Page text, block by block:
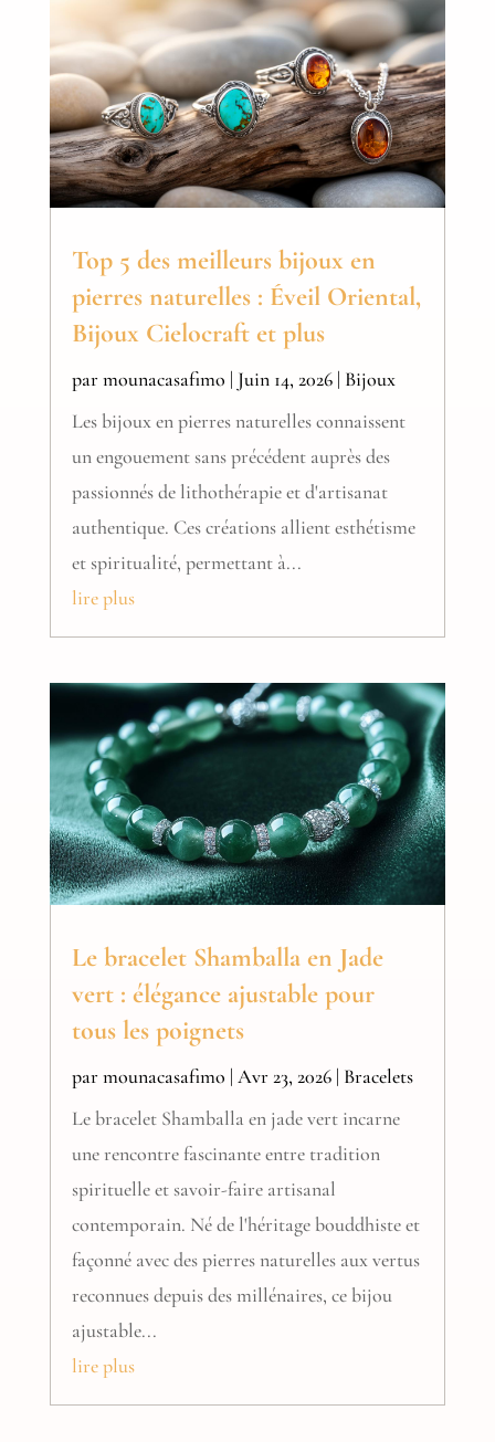
Top 5 des meilleurs bijoux en
pierres naturelles : Éveil Oriental,
Bijoux Cielocraft et plus
parmounacasafimo | Juin 14, 2026| Bijoux
Les bijoux en pierres naturelles connaissent
un engouement sans précédent auprès des
passionnés de lithothérapie et d'artisanat
authentique. Ces créations allient esthétisme
et spiritualité, permettant à...
lire plus
Le bracelet Shamballa en Jade
vert : élégance ajustable pour
tous les poignets
parmounacasafimo | Avr 23, 2026| Bracelets
Le bracelet Shamballa en jade vert incarne
une rencontre fascinante entre tradition
spirituelle et savoir-faire artisanal
contemporain. Né de l'héritage bouddhiste et
façonné avec des pierres naturelles aux vertus
reconnues depuis des millénaires, ce bijou
ajustable...
lire plus